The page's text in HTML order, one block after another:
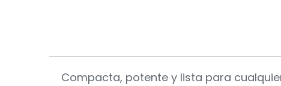
Compacta, potente y lista para